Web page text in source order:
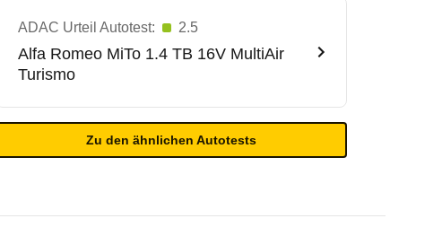
ADAC Urteil Autotest: 2.5
Alfa Romeo MiTo 1.4 TB 16V MultiAir
Turismo
Zu den ähnlichen Autotests